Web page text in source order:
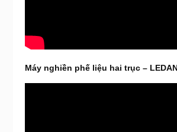
Máy nghiền phế liệu hai trục –